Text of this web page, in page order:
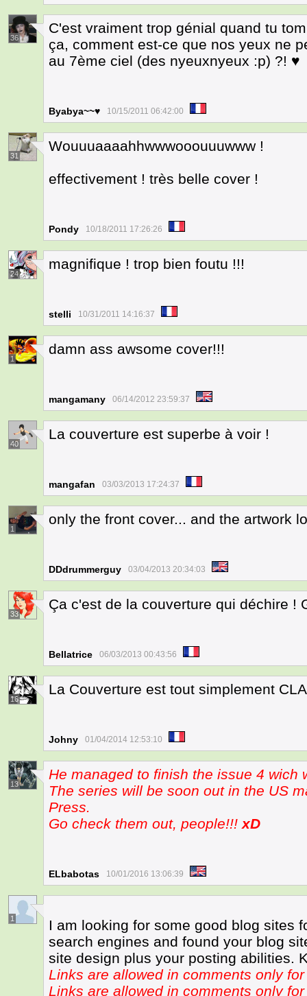
36
C'est vraiment trop génial quand tu
ça, comment est-ce que nos yeux ne
au 7ème ciel (des nyeuxnyeux :p) ?! ♥
Byabya~~♥ 10/15/2011 06:42:00
31
Wouuuaaaahhwwwooouuuwww !
effectivement ! très belle cover !
Pondy 10/18/2011 17:26:26
24
magnifique ! trop bien foutu !!!
stelli 10/31/2011 14:16:37
1
damn ass awsome cover!!!
mangamany 06/14/2012 23:59:37
40
La couverture est superbe à voir !
mangafan 03/03/2013 17:24:37
1
only the front cover... and the artwork
DDdrummerguy 03/04/2013 20:34:03
33
Ça c'est de la couverture qui déchire !
Bellatrice 06/03/2013 00:43:56
16
La Couverture est tout simplement
Johny 01/04/2014 12:53:10
13
He managed to finish the issue 4 wich
The series will be soon out in the US
Press.
Go check them out, people!!! xD
ELbabotas 10/01/2016 13:06:39
1
I am looking for some good blog sites
search engines and found your blog
site design plus your posting abilities.
Links are allowed in comments only
Links are allowed in comments only